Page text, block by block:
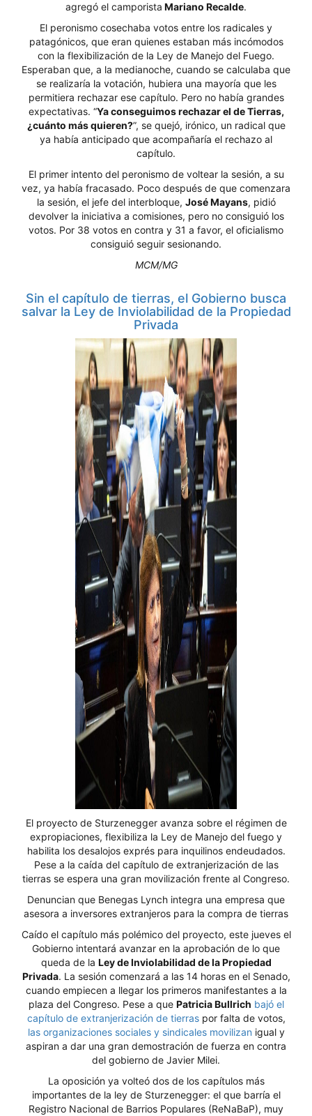
agregó el camporista Mariano Recalde.
El peronismo cosechaba votos entre los radicales y
patagónicos, que eran quienes estaban más incómodos
con la flexibilización de la Ley de Manejo del Fuego.
Esperaban que, a la medianoche, cuando se calculaba que
se realizaría la votación, hubiera una mayoría que les
permitiera rechazar ese capítulo. Pero no había grandes
expectativas. “Ya conseguimos rechazar el de Tierras,
¿cuánto más quieren?”, se quejó, irónico, un radical que
ya había anticipado que acompañaría el rechazo al
capítulo.
El primer intento del peronismo de voltear la sesión, a su
vez, ya había fracasado. Poco después de que comenzara
la sesión, el jefe del interbloque, José Mayans, pidió
devolver la iniciativa a comisiones, pero no consiguió los
votos. Por 38 votos en contra y 31 a favor, el oficialismo
consiguió seguir sesionando.
MCM/MG
Sin el capítulo de tierras, el Gobierno busca
salvar la Ley de Inviolabilidad de la Propiedad
Privada
El proyecto de Sturzenegger avanza sobre el régimen de
expropiaciones, flexibiliza la Ley de Manejo del fuego y
habilita los desalojos exprés para inquilinos endeudados.
Pese a la caída del capítulo de extranjerización de las
tierras se espera una gran movilización frente al Congreso.
Denuncian que Benegas Lynch integra una empresa que
asesora a inversores extranjeros para la compra de tierras
Caído el capítulo más polémico del proyecto, este jueves el
Gobierno intentará avanzar en la aprobación de lo que
queda de la Ley de Inviolabilidad de la Propiedad
Privada. La sesión comenzará a las 14 horas en el Senado,
cuando empiecen a llegar los primeros manifestantes a la
plaza del Congreso. Pese a que Patricia Bullrich bajó el
capítulo de extranjerización de tierraspor falta de votos,
las organizaciones sociales y sindicales movilizan igual y
aspiran a dar una gran demostración de fuerza en contra
del gobierno de Javier Milei.
La oposición ya volteó dos de los capítulos más
importantes de la ley de Sturzenegger: el que barría el
Registro Nacional de Barrios Populares (ReNaBaP), muy